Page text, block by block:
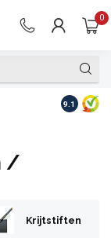
0
Op
9.1
/
Krijtstiften